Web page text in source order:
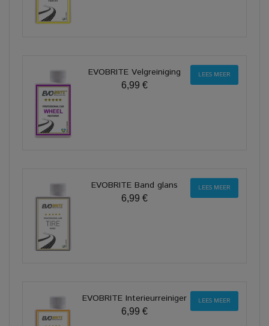
EVOBRITE Velgreiniging
6,99 €
LEES MEER
EVOBRITE Band glans
6,99 €
LEES MEER
EVOBRITE Interieurreiniger
6,99 €
LEES MEER